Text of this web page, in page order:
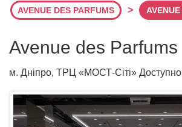
AVENUE DES PARFUMS >
Avenue des Parfums
м. Дніпро, ТРЦ «МОСТ-Сіті» Доступно